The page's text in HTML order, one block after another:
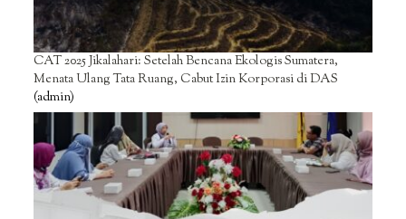
CAT 2025 Jikalahari: Setelah Bencana Ekologis Sumatera,
Menata Ulang Tata Ruang, Cabut Izin Korporasi di DAS
(admin)